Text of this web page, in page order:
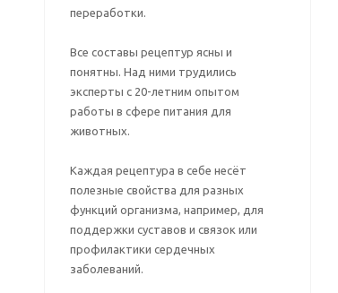
переработки.
Все составы рецептур ясны и
понятны. Над ними трудились
эксперты с 20-летним опытом
работы в сфере питания для
животных.
Каждая рецептура в себе несёт
полезные свойства для разных
функций организма, например, для
поддержки суставов и связок или
профилактики сердечных
заболеваний.